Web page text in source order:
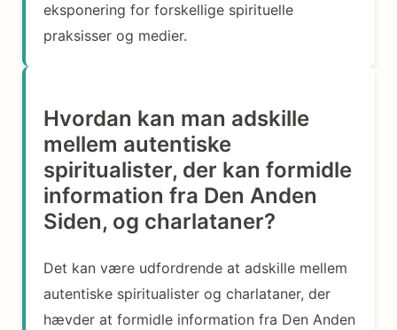
eksponering for forskellige spirituelle
praksisser og medier.
Hvordan kan man adskille
mellem autentiske
spiritualister, der kan formidle
information fra Den Anden
Siden, og charlataner?
Det kan være udfordrende at adskille mellem
autentiske spiritualister og charlataner, der
hævder at formidle information fra Den Anden